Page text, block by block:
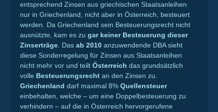
entsprechend Zinsen aus griechischen Staatsanleihen
nur in Griechenland, nicht aber in Österreich, besteuert
werden. Da Griechenland sein Besteuerungsrecht nicht
ausnützte, kam es zu gar keiner Besteuerung dieser
Zinserträge . Das ab 2010 anzuwendende DBA sieht
diese Sonderregelung für Zinsen aus Staatsanleihen
nicht mehr vor und teilt Österreich das grundsätzlich
volle Besteuerungsrecht an den Zinsen zu.
Griechenland darf maximal 8% Quellensteuer
einbehalten, welche – um eine Doppelbesteuerung zu
verhindern – auf die in Österreich hervorgerufene